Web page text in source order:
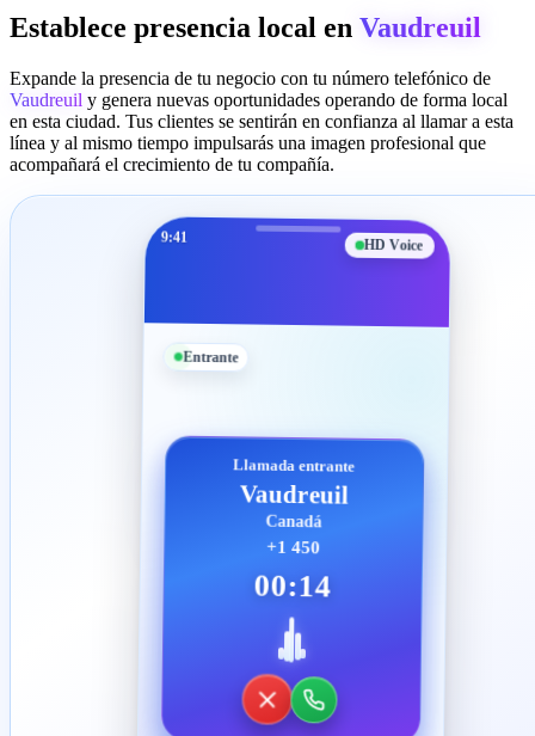
Establece presencia local en Vaudreuil
Expande la presencia de tu negocio con tu número telefónico de
Vaudreuil y genera nuevas oportunidades operando de forma local
en esta ciudad. Tus clientes se sentirán en confianza al llamar a esta
línea y al mismo tiempo impulsarás una imagen profesional que
acompañará el crecimiento de tu compañía.
9:41 HD Voice
Entrante
Llamada entrante
Vaudreuil
Canadá
+1 450
00:14